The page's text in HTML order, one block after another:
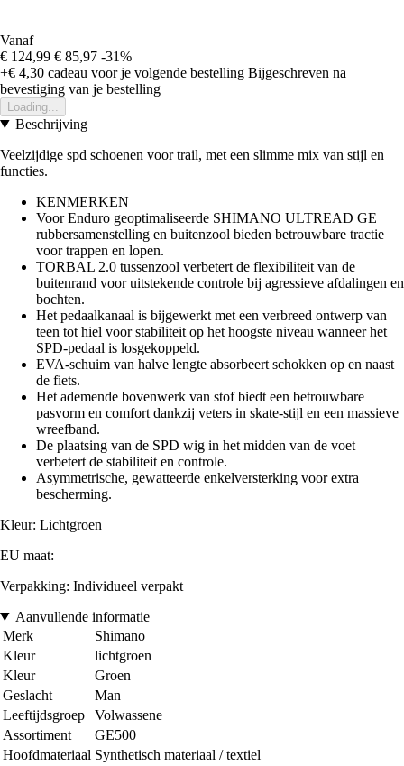
Vanaf
€ 124,99 € 85,97 -31%
+€ 4,30 cadeau voor je volgende bestelling Bijgeschreven na
bevestiging van je bestelling
Loading...
Beschrijving
Veelzijdige spd schoenen voor trail, met een slimme mix van stijl en
functies.
KENMERKEN
Voor Enduro geoptimaliseerde SHIMANO ULTREAD GE
rubbersamenstelling en buitenzool bieden betrouwbare tractie
voor trappen en lopen.
TORBAL 2.0 tussenzool verbetert de flexibiliteit van de
buitenrand voor uitstekende controle bij agressieve afdalingen en
bochten.
Het pedaalkanaal is bijgewerkt met een verbreed ontwerp van
teen tot hiel voor stabiliteit op het hoogste niveau wanneer het
SPD-pedaal is losgekoppeld.
EVA-schuim van halve lengte absorbeert schokken op en naast
de fiets.
Het ademende bovenwerk van stof biedt een betrouwbare
pasvorm en comfort dankzij veters in skate-stijl en een massieve
wreefband.
De plaatsing van de SPD wig in het midden van de voet
verbetert de stabiliteit en controle.
Asymmetrische, gewatteerde enkelversterking voor extra
bescherming.
Kleur: Lichtgroen
EU maat:
Verpakking: Individueel verpakt
Aanvullende informatie
Merk
Shimano
Kleur
lichtgroen
Kleur
Groen
Geslacht
Man
Leeftijdsgroep
Volwassene
Assortiment
GE500
Hoofdmateriaal Synthetisch materiaal / textiel